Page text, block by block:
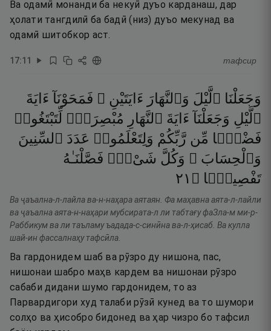
Ва одамӣ монанди ба некуӣ дуъо карданаш, дар
ҳолати тангдилӣ ба бадӣ (низ) дуъо мекунад ва
одамӣ шитобкор аст.
17:11 тафсир
وَجَعَلْنَا ٱلَّيْلَ وَٱلنَّهَارَ ءَايَتَيْنِ ۖ فَمَحَوْنَآ ءَايَةَ
ٱلَّيْلِ وَجَعَلْنَآ ءَايَةَ ٱلنَّهَارِ مُبْصِرَةًۭ لِّتَبْتَغُوا۟
فَضْلًۭا مِّن رَّبِّكُمْ وَلِتَعْلَمُوا۟ عَدَدَ ٱلسِّنِينَ
وَٱلْحِسَابَ ۚ وَكُلَّ شَىْءٍۢ فَصَّلْنَـٰهُ
تَفْصِيلًۭا ۝ ١٢
Ва ҷаъална-л-лайла ва-н-наҳара аятаян. Фа маҳавна аята-л-лайли
ва ҷаъална аята-н-наҳари мубсирата-л ли табтағу фаЗла-м ми-р-
Раббикум ва ли таъламу ъадада-с-синӣна ва-л-ҳисаб. Ва кулла
шай-ин фассалнаҳу тафсӣла.
Ва гардонидем шаб ва рӯзро ду нишона, пас,
нишонаи шабро маҳв кардем ва нишонаи рӯзро
сабаби дидани шумо гардонидем, то аз
Парвардигори худ талаби рӯзӣ кунед ва то шумори
солҳо ва ҳисобро бидонед ва ҳар чизро бо тафсил